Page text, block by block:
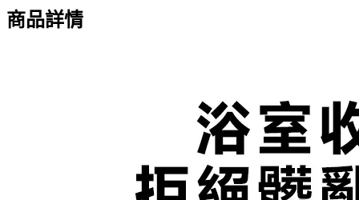
商品詳情